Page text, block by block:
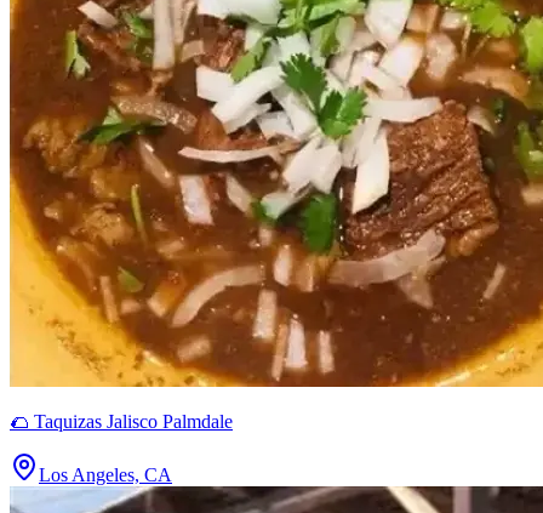
🌮 Taquizas Jalisco Palmdale
Los Angeles, CA